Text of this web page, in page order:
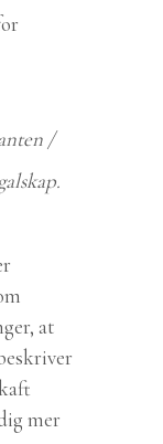
/
at
mer